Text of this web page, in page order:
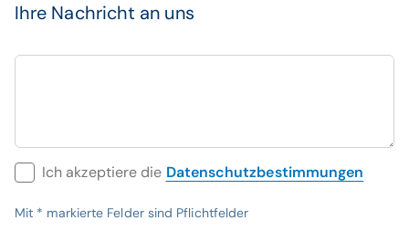
Ihre Nachricht an uns
Ich akzeptiere die Datenschutzbestimmungen
Mit * markierte Felder sind Pflichtfelder